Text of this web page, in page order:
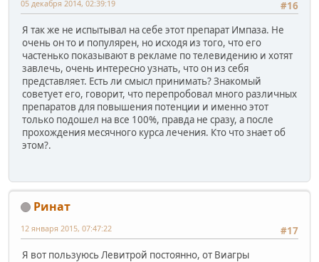
#16
05 декабря 2014, 02:39:19
Я так же не испытывал на себе этот препарат Импаза. Не
очень он то и популярен, но исходя из того, что его
частенько показывают в рекламе по телевидению и хотят
завлечь, очень интересно узнать, что он из себя
представляет. Есть ли смысл принимать? Знакомый
советует его, говорит, что перепробовал много различных
препаратов для повышения потенции и именно этот
только подошел на все 100%, правда не сразу, а после
прохождения месячного курса лечения. Кто что знает об
этом?.
Ринат
#17
12 января 2015, 07:47:22
Я вот пользуюсь Левитрой постоянно, от Виагры